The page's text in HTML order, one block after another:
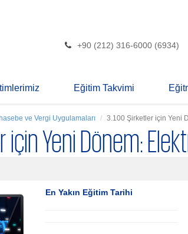
+90 (212) 316-6000 (6934)
Eğitim Takvimi
ve Vergi Uygulamaları 3.100 Şirketler için Yeni
için Yeni Dönem:
En Yakın Eğitim Tarihi